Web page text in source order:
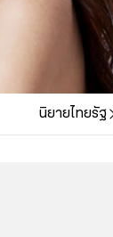
นิยายไทยรัฐ